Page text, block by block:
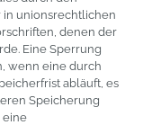
in unionsrechtlichen
denen der
Eine Sperrung
wenn eine durch
abläuft, es
Speicherung
eine